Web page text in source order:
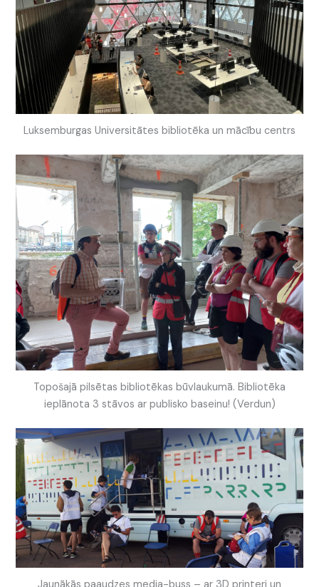
Luksemburgas Universitātes bibliotēka un mācību centrs
Topošajā pilsētas bibliotēkas būvlaukumā. Bibliotēka
ieplānota 3 stāvos ar publisko baseinu! (Verdun)